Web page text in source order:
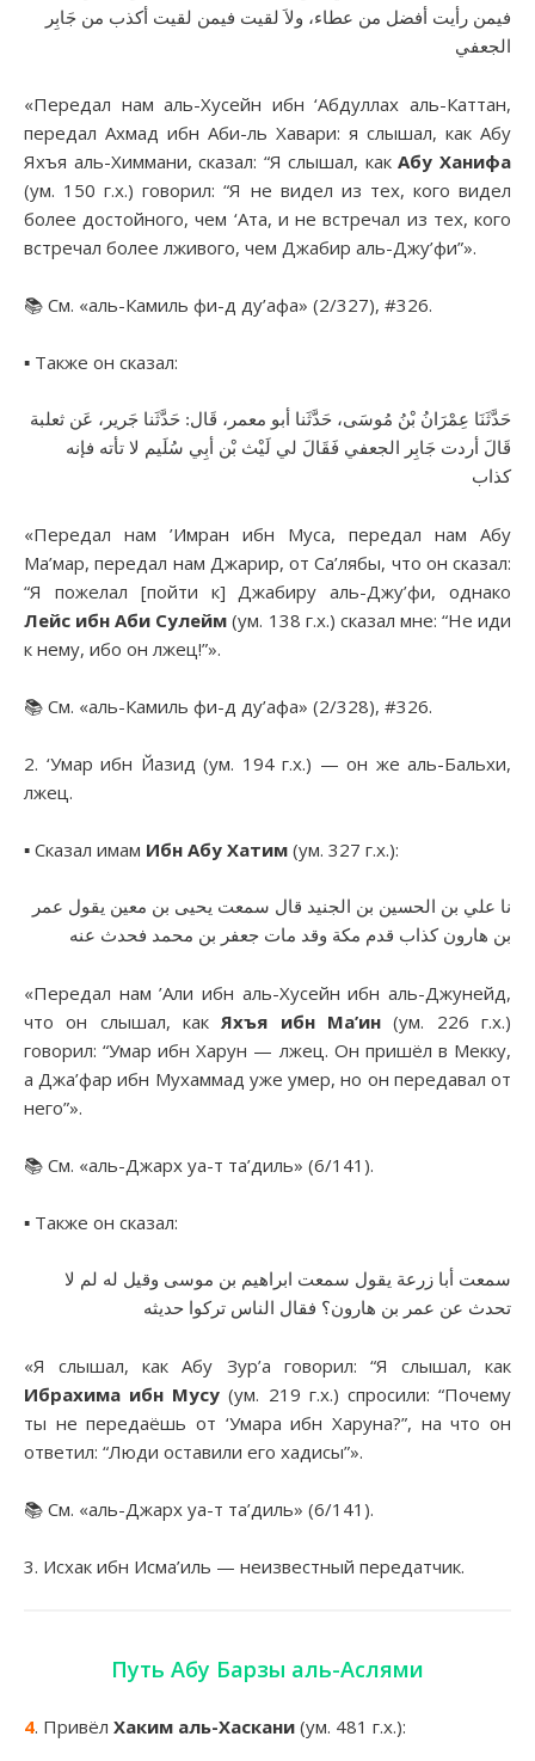
فيمن رأيت أفضل من عطاء، ولاَ لقيت فيمن لقيت أكذب من جَابِر
الجعفي
«Передал нам аль-Хусейн ибн ‘Абдуллах аль-Каттан,
передал Ахмад ибн Аби-ль Хавари: я слышал, как Абу
Яхъя аль-Химмани, сказал: “Я слышал, какАбу Ханифа
(ум. 150 г.х.) говорил: “Я не видел из тех, кого видел
более достойного, чем ‘Ата, и не встречал из тех, кого
встречал более лживого, чем Джабир аль-Джу’фи”».
📚 См. «аль-Камиль фи-д ду’афа» (2/327), #326.
▪︎ Также он сказал:
حَدَّثَنَا عِمْرَانُ بْنُ مُوسَى، حَدَّثَنا أبو معمر، قَال: حَدَّثَنا جَرير، عَن ثعلبة
قَالَ أردت جَابِر الجعفي فَقَالَ لي لَيْث بْن أبِي سُلَيم لا تأته فإنه
كذاب
«Передал нам ’Имран ибн Муса, передал нам Абу
Ма’мар, передал нам Джарир, от Са’лябы, что он сказал:
“Я пожелал [пойти к] Джабиру аль-Джу’фи, однако
Лейс ибн Аби Сулейм (ум. 138 г.х.) сказал мне: “Не иди
к нему, ибо он лжец!”».
📚 См. «аль-Камиль фи-д ду’афа» (2/328), #326.
2. ‘Умар ибн Йазид (ум. 194 г.х.) — он же аль-Бальхи,
лжец.
▪︎ Сказал имам Ибн Абу Хатим (ум. 327 г.х.):
نا علي بن الحسين بن الجنيد قال سمعت يحيى بن معين يقول عمر
بن هارون كذاب قدم مكة وقد مات جعفر بن محمد فحدث عنه
«Передал нам ’Али ибн аль-Хусейн ибн аль-Джунейд,
что он слышал, какЯхъя ибн Ма’ин (ум. 226 г.х.)
говорил: “Умар ибн Харун — лжец. Он пришёл в Мекку,
а Джа’фар ибн Мухаммад уже умер, но он передавал от
него”».
📚 См. «аль-Джарх уа-т та’диль» (6/141).
▪︎ Также он сказал:
سمعت أبا زرعة يقول سمعت ابراهيم بن موسى وقيل له لم لا
تحدث عن عمر بن هارون؟ فقال الناس تركوا حديثه
«Я слышал, как Абу Зур’а говорил: “Я слышал, как
Ибрахима ибн Мусу (ум. 219 г.х.) спросили: “Почему
ты не передаёшь от ‘Умара ибн Харуна?”, на что он
ответил: “Люди оставили его хадисы”».
📚 См. «аль-Джарх уа-т та’диль» (6/141).
3. Исхак ибн Исма’иль — неизвестный передатчик.
Путь Абу Барзы аль-Аслями
4. Привёл Хаким аль-Хаскани (ум. 481 г.х.):